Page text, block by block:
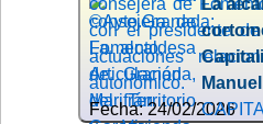
con el presidente
actuaciones
autonómico.
Fecha: 24/02/2026